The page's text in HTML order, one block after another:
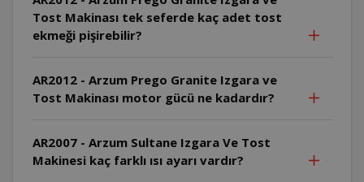
Tost Makinası tek seferde kaç adet tost
ekmeği pişirebilir?
AR2012 - Arzum Prego Granite Izgara ve
Tost Makinası motor gücü ne kadardır?
AR2007 - Arzum Sultane Izgara Ve Tost
Makinesi kaç farklı ısı ayarı vardır?